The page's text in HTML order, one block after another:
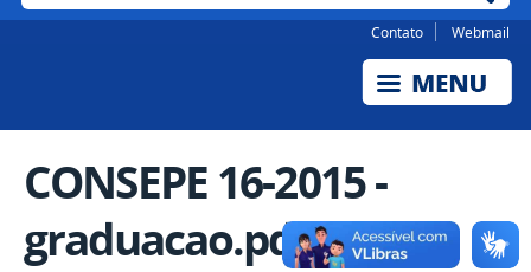
Contato Webmail
CONSEPE 16-2015 -
graduacao.pdf